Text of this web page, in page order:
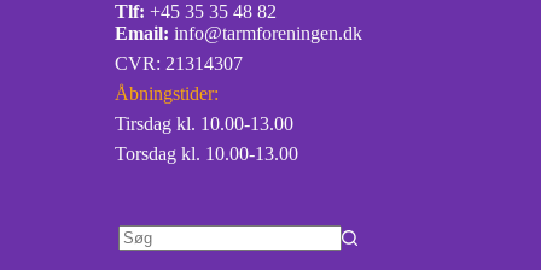
Tlf: +45 35 35 48 82
Email: info@tarmforeningen.dk
CVR: 21314307
Åbningstider:
Tirsdag kl. 10.00-13.00
Torsdag kl. 10.00-13.00